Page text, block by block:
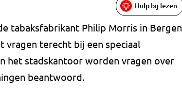
Hulp bij lezen
tabaksfabrikant Philip Morris in Bergen
vragen terecht bij een speciaal
het stadskantoor worden vragen over
beantwoord.